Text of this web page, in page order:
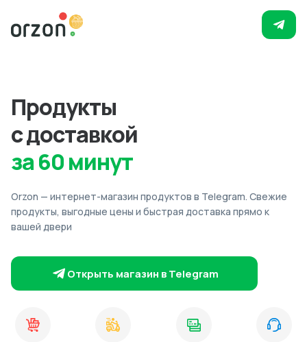
Продукты
с доставкой
за 60 минут
Orzon — интернет-магазин продуктов в Telegram. Свежие
продукты, выгодные цены и быстрая доставка прямо к
вашей двери
Открыть магазин в Telegram